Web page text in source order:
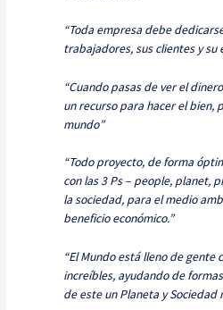
“Toda empresa debe
trabajadores, sus clientes y su
“Cuando pasas de ver el
un recurso para hacer el bien,
mundo”
“Todo proyecto, de forma
con las 3 Ps – people, planet,
la sociedad, para el medio
beneficio económico.”
“El Mundo está lleno de gente
increíbles, ayudando de
de este un Planeta y Sociedad